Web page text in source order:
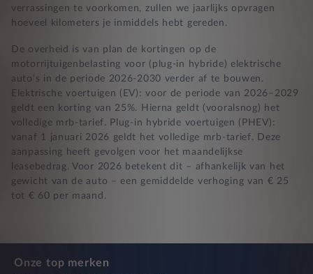
verrassingen te voorkomen, zullen we jaarlijks opvragen
hoeveel kilometers je inmiddels hebt gereden.
De overheid is van plan de kortingen op de
motorrijtuigenbelasting voor (plug-in hybride) elektrische
auto’s in de periode 2026-2030 verder af te bouwen.
Elektrische voertuigen (EV): voor de periode van 2026–2029
geldt een korting van 25%. Hierna geldt (vooralsnog) het
volledige mrb-tarief. Plug-in hybride voertuigen (PHEV):
vanaf 1 januari 2026 geldt het volledige mrb-tarief. Deze
aanpassing heeft gevolgen voor het maandelijkse
leasebedrag. Voor 2026 betekent dit – afhankelijk van het
gewicht van de auto – een gemiddelde verhoging van € 25
tot € 60 per maand.
Onze top merken